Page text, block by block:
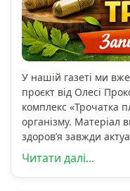
У нашій газеті ми
проєкт від Олесі
комплекс «Трочатка
організму. Матеріал
здоров’я завжди
Читати далі...